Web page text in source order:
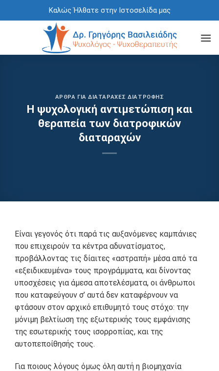
to
Καλώς Ήλθατε στην Ιστοσελίδα μας
ΆΡΘΡΑ ΓΙΑ ΔΙΑΤΑΡΑΧΈΣ ΔΙΑΤΡΟΦΉΣ
Η ψυχολογική αντιμετώπιση και
θεραπεία των διατροφικών
διαταραχών
Είναι γεγονός ότι παρά τις αυξανόμενες καμπάνιες
που επιχειρούν τα κέντρα αδυνατίσματος,
προβάλλοντας τις δίαιτες «αστραπή» μέσα από τα
«εξειδικευμένα» τους προγράμματα, και δίνοντας
υποσχέσεις για άμεσα αποτελέσματα, οι άνθρωποι
που καταφεύγουν σ’ αυτά δεν καταφέρνουν να
φτάσουν στον αρχικό επιθυμητό τους στόχο: την
μόνιμη βελτίωση της εξωτερικής τους εμφάνισης
της εσωτερικής τους ισορροπίας, και της
αυτοπεποίθησής τους.
Για ποιους λόγους όμως όλη αυτή η βιομηχανία